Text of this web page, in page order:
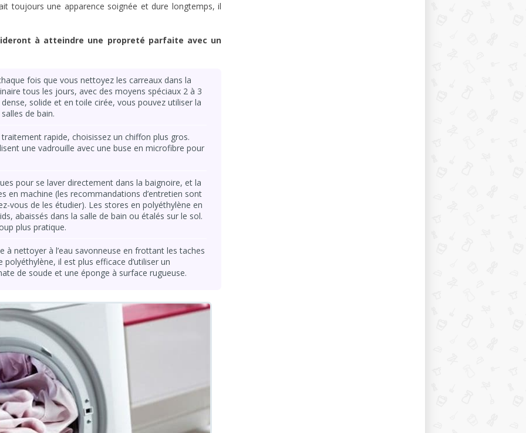
toujours une apparence soignée et dure longtemps, il
à atteindre une propreté parfaite avec un
fois que vous nettoyez les carreaux dans la
tous les jours, avec des moyens spéciaux 2 à 3
solide et en toile cirée, vous pouvez utiliser la
de bain.
rapide, choisissez un chiffon plus gros.
une vadrouille avec une buse en microfibre pour
pour se laver directement dans la baignoire, et la
en machine (les recommandations d’entretien sont
vous de les étudier). Les stores en polyéthylène en
abaissés dans la salle de bain ou étalés sur le sol.
plus pratique.
à nettoyer à l’eau savonneuse en frottant les taches
il est plus efficace d’utiliser un
de soude et une éponge à surface rugueuse.